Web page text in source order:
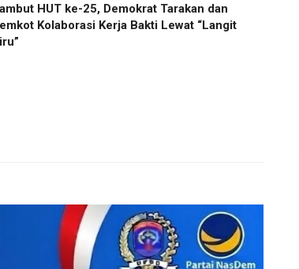
HUT ke-25, Demokrat Tarakan dan
Kolaborasi Kerja Bakti Lewat “Langit